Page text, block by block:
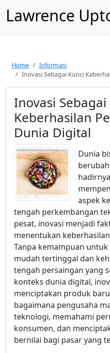
Lawrence
Home
Informasi
Inovasi Sebagai Kunci
Inovasi Sebagai
Keberhasilan
Dunia Digital
Dunia
aspek
tengah perkembangan
pesat, inovasi menjadi
menentukan
Tanpa kemampuan
mudah tertinggal dan
tengah persaingan yang
konteks dunia digital,
menciptakan produk
bagaimana pengusaha
teknologi, memahami
konsumen, dan
bernilai bagi pasar yang